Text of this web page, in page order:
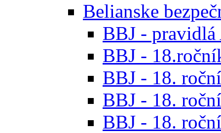
Belianske
BBJ - pravidlá
BBJ -
BBJ - 18.
BBJ - 18.
BBJ - 18.